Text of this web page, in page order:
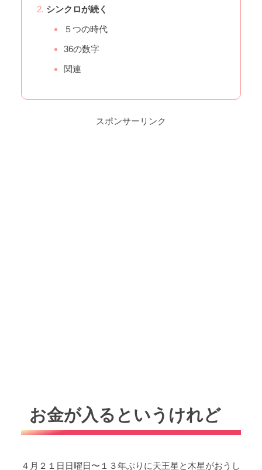
シンクロが続く
５つの時代
36の数字
関連
スポンサーリンク
お金が入るというけれど
４月２１日日曜日〜１３年ぶりに天王星と木星がおうし